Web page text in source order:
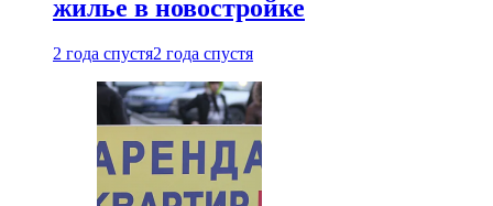
жилье в новостройке
2 года спустя2 года спустя